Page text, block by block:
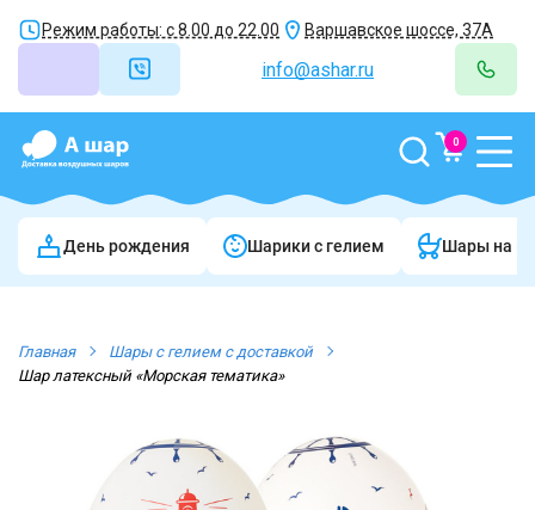
Режим работы: с 8.00 до 22.00 Варшавское шоссе, 37А
info@ashar.ru
0
День рождения Шарики c гелием Шары на
Главная
Шары с гелием с доставкой
Шар латексный «Морская тематика»